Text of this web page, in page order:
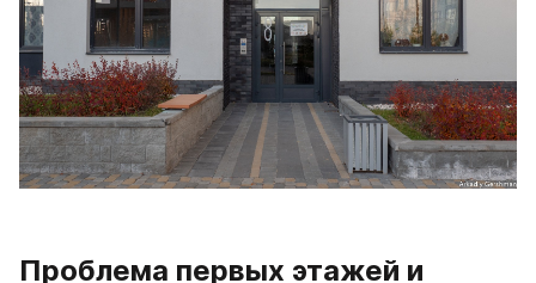
Проблема первых этажей и